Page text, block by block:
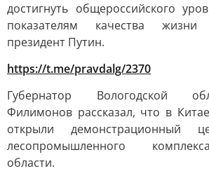
достигнуть общероссийского
показателям качества
президент Путин.
https://t.me/pravdalg/2370
Губернатор Вологодской
Филимонов рассказал, что в
открыли демонстрационный
лесопромышленного
области.